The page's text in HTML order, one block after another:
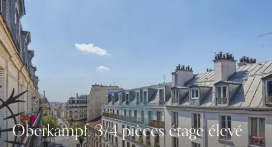
Oberkampf, 3/4 pièces étage élevé